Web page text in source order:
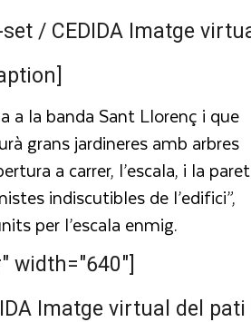
Imatge
a la banda Sant Llorenç i que
grans jardineres amb arbres
a carrer, l’escala, i la paret
indiscutibles de l’edifici”,
per l’escala enmig.
width="640"]
Imatge virtual del pati